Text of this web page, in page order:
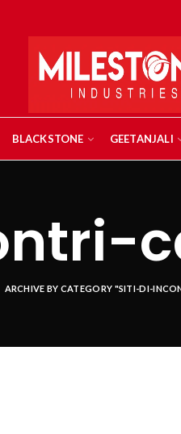
BLACKSTONE GEETANJALI
ARCHIVE BY CATEGORY "SITI-DI-